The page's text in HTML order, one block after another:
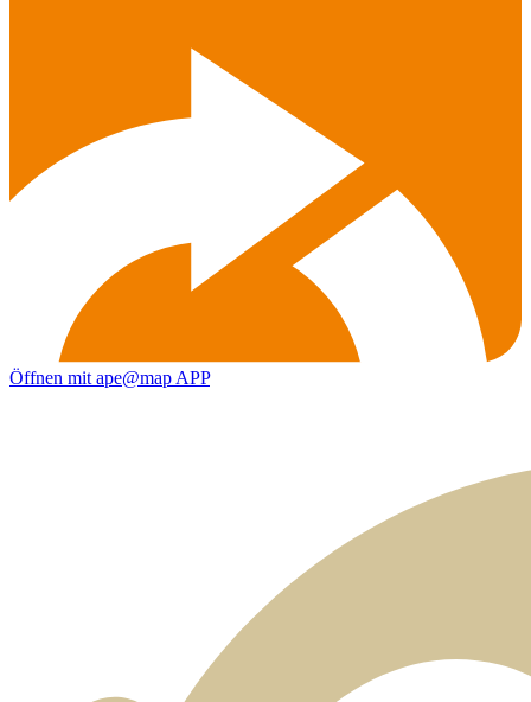
Öffnen mit ape@map APP